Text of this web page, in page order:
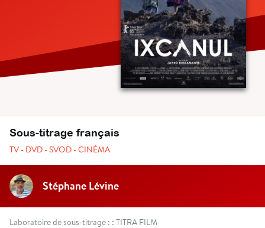
Sous-titrage français
TV - DVD - SVOD - CINÉMA
Stéphane Lévine
Laboratoire de sous-titrage : : TITRA FILM